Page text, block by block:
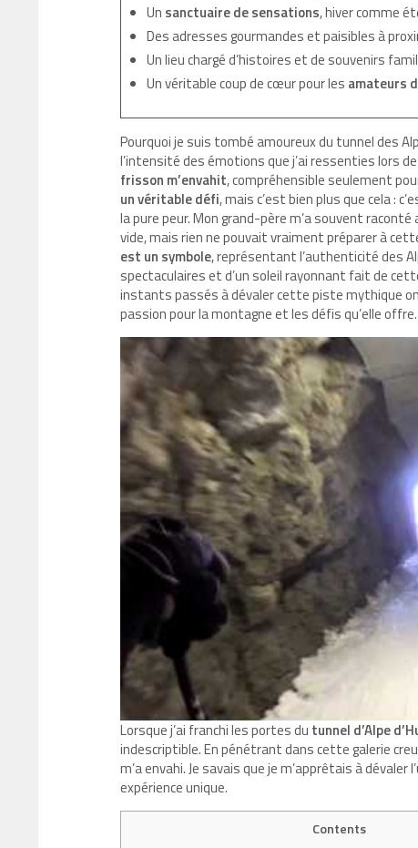
Un sanctuaire de sensations, hiver comme
Des adresses gourmandes et paisibles à
Un lieu chargé d’histoires et de souvenirs
Un véritable coup de cœur pour les amateurs
Pourquoi je suis tombé amoureux du tunnel des
l’intensité des émotions que j’ai ressenties lors
frisson m’envahit, compréhensible seulement
un véritable défi, mais c’est bien plus que cela :
la pure peur. Mon grand-père m’a souvent
vide, mais rien ne pouvait vraiment préparer à
est un symbole, représentant l’authenticité des
spectaculaires et d’un soleil rayonnant fait de
instants passés à dévaler cette piste mythique
passion pour la montagne et les défis qu’elle offre.
Lorsque j’ai franchi les portes du tunnel d’Alpe
indescriptible. En pénétrant dans cette galerie
m’a envahi. Je savais que je m’apprêtais à
expérience unique.
Contents